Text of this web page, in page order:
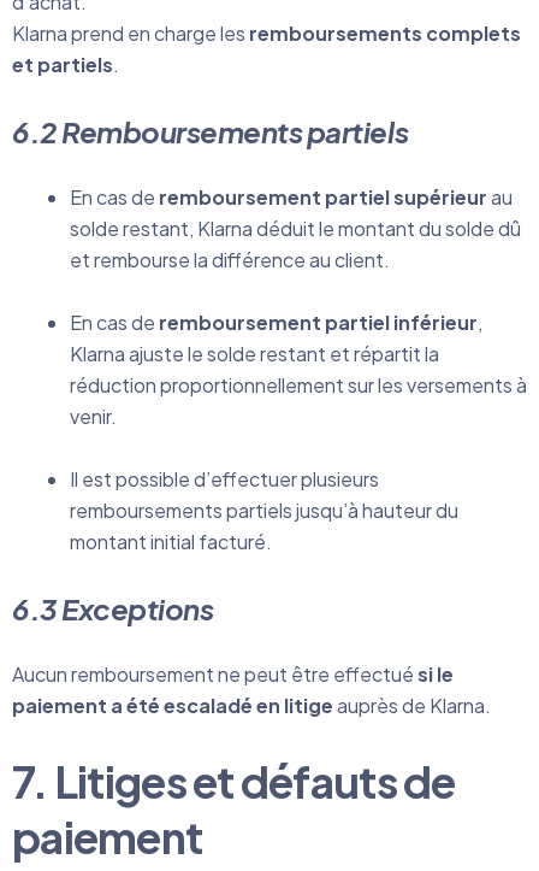
Klarna prend en charge les remboursements complets
et partiels.
6.2 Remboursements partiels
En cas de remboursement partiel supérieurau
solde restant, Klarna déduit le montant du solde dû
et rembourse la différence au client.
En cas de remboursement partiel inférieur,
Klarna ajuste le solde restant et répartit la
réduction proportionnellement sur les versements à
venir.
Il est possible d’effectuer plusieurs
remboursements partiels jusqu’à hauteur du
montant initial facturé.
6.3 Exceptions
Aucun remboursement ne peut être effectuési le
paiement a été escaladé en litigeauprès de Klarna.
7. Litiges et défauts de
paiement